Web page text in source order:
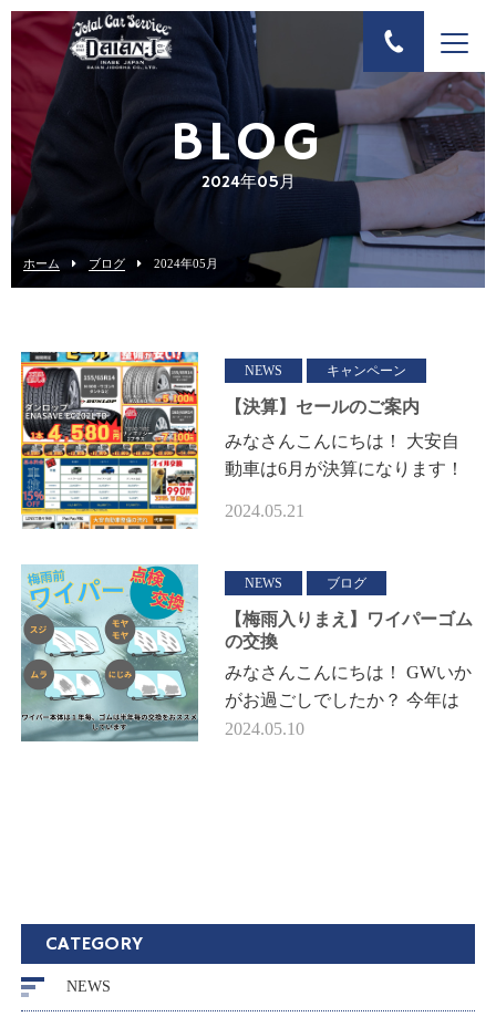
BLOG
2024年05月
ホーム ブログ 2024年05月
NEWS キャンペーン
【決算】セールのご案内
みなさんこんにちは！ 大安自
動車は6月が決算になります！
チラシ掲…
2024.05.21
NEWS ブログ
【梅雨入りまえ】ワイパーゴム
の交換
みなさんこんにちは！ GWいか
がお過ごしでしたか？ 今年は
コロナ禍以前に比べ海外旅行者
2024.05.10
CATEGORY
NEWS